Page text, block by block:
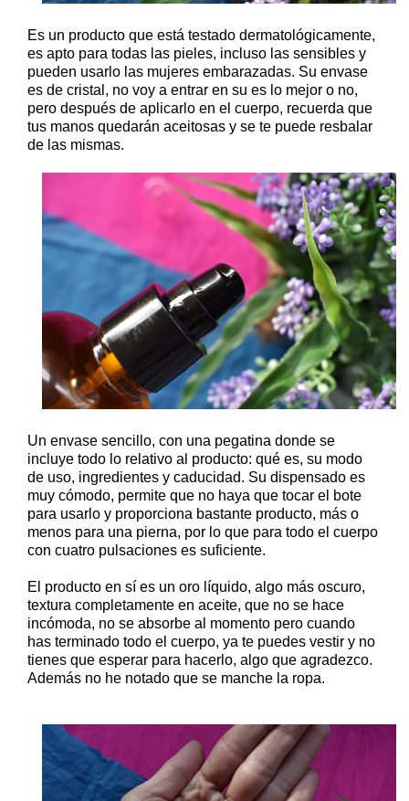
Es un producto que está testado dermatológicamente,
es apto para todas las pieles, incluso las sensibles y
pueden usarlo las mujeres embarazadas. Su envase
es de cristal, no voy a entrar en su es lo mejor o no,
pero después de aplicarlo en el cuerpo, recuerda que
tus manos quedarán aceitosas y se te puede resbalar
de las mismas.
Un envase sencillo, con una pegatina donde se
incluye todo lo relativo al producto: qué es, su modo
de uso, ingredientes y caducidad. Su dispensado es
muy cómodo, permite que no haya que tocar el bote
para usarlo y proporciona bastante producto, más o
menos para una pierna, por lo que para todo el cuerpo
con cuatro pulsaciones es suficiente.
El producto en sí es un oro líquido, algo más oscuro,
textura completamente en aceite, que no se hace
incómoda, no se absorbe al momento pero cuando
has terminado todo el cuerpo, ya te puedes vestir y no
tienes que esperar para hacerlo, algo que agradezco.
Además no he notado que se manche la ropa.